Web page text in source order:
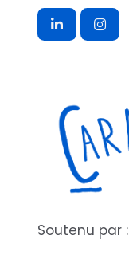
Soutenu par :